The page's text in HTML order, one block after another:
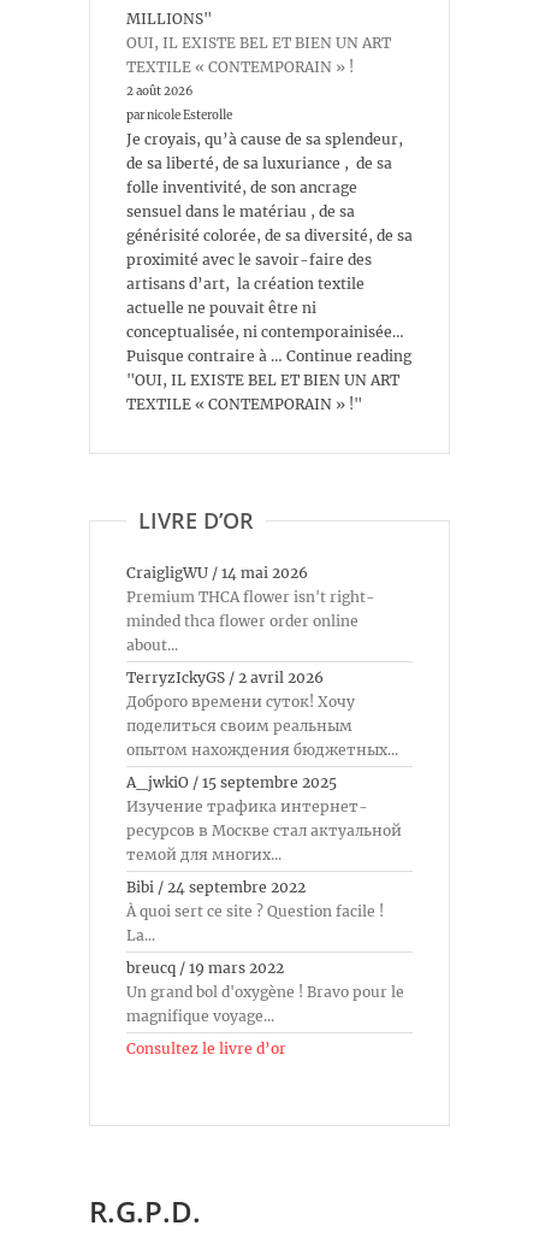
MILLIONS"
OUI, IL EXISTE BEL ET BIEN UN ART
TEXTILE « CONTEMPORAIN » !
2 août 2026
par nicole Esterolle
Je croyais, qu’à cause de sa splendeur,
de sa liberté, de sa luxuriance , de sa
folle inventivité, de son ancrage
sensuel dans le matériau , de sa
générisité colorée, de sa diversité, de sa
proximité avec le savoir-faire des
artisans d’art, la création textile
actuelle ne pouvait être ni
conceptualisée, ni contemporainisée…
Puisque contraire à … Continue reading
"OUI, IL EXISTE BEL ET BIEN UN ART
TEXTILE « CONTEMPORAIN » !"
LIVRE D’OR
CraigligWU / 14 mai 2026
Premium THCA flower isn't right-
minded thca flower order online
about...
TerryzIckyGS / 2 avril 2026
Доброго времени суток! Хочу
поделиться своим реальным
опытом нахождения бюджетных...
A_jwkiO / 15 septembre 2025
Изучение трафика интернет-
ресурсов в Москве стал актуальной
темой для многих...
Bibi / 24 septembre 2022
À quoi sert ce site ? Question facile !
La...
breucq / 19 mars 2022
Un grand bol d'oxygène ! Bravo pour le
magnifique voyage...
Consultez le livre d’or
R.G.P.D.